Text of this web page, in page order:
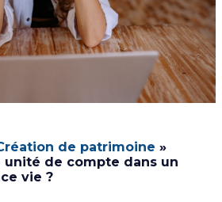
de patrimoine »
unité de compte dans un
vie ?